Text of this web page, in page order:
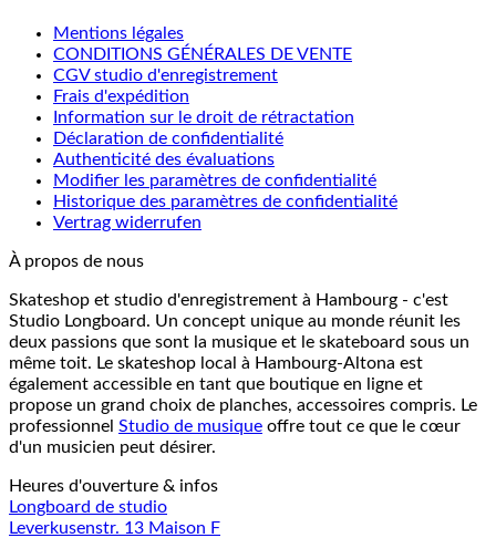
Mentions légales
CONDITIONS GÉNÉRALES DE VENTE
CGV studio d'enregistrement
Frais d'expédition
Information sur le droit de rétractation
Déclaration de confidentialité
Authenticité des évaluations
Modifier les paramètres de confidentialité
Historique des paramètres de confidentialité
Vertrag widerrufen
À propos de nous
Skateshop et studio d'enregistrement à Hambourg - c'est
Studio Longboard. Un concept unique au monde réunit les
deux passions que sont la musique et le skateboard sous un
même toit. Le skateshop local à Hambourg-Altona est
également accessible en tant que boutique en ligne et
propose un grand choix de planches, accessoires compris. Le
professionnel Studio de musique offre tout ce que le cœur
d'un musicien peut désirer.
Heures d'ouverture & infos
Longboard de studio
Leverkusenstr. 13 Maison F